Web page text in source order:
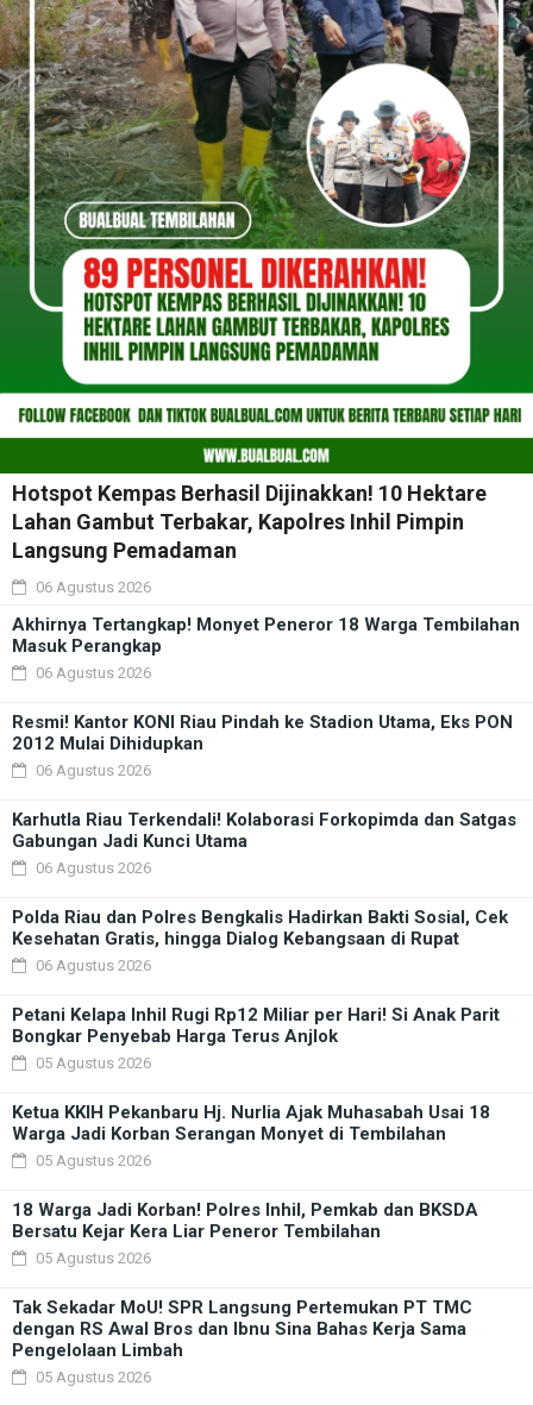
Hotspot Kempas Berhasil Dijinakkan! 10 Hektare
Lahan Gambut Terbakar, Kapolres Inhil Pimpin
Langsung Pemadaman
06 Agustus 2026
Akhirnya Tertangkap! Monyet Peneror 18 Warga Tembilahan
Masuk Perangkap
06 Agustus 2026
Resmi! Kantor KONI Riau Pindah ke Stadion Utama, Eks PON
2012 Mulai Dihidupkan
06 Agustus 2026
Karhutla Riau Terkendali! Kolaborasi Forkopimda dan Satgas
Gabungan Jadi Kunci Utama
06 Agustus 2026
Polda Riau dan Polres Bengkalis Hadirkan Bakti Sosial, Cek
Kesehatan Gratis, hingga Dialog Kebangsaan di Rupat
06 Agustus 2026
Petani Kelapa Inhil Rugi Rp12 Miliar per Hari! Si Anak Parit
Bongkar Penyebab Harga Terus Anjlok
05 Agustus 2026
Ketua KKIH Pekanbaru Hj. Nurlia Ajak Muhasabah Usai 18
Warga Jadi Korban Serangan Monyet di Tembilahan
05 Agustus 2026
18 Warga Jadi Korban! Polres Inhil, Pemkab dan BKSDA
Bersatu Kejar Kera Liar Peneror Tembilahan
05 Agustus 2026
Tak Sekadar MoU! SPR Langsung Pertemukan PT TMC
dengan RS Awal Bros dan Ibnu Sina Bahas Kerja Sama
Pengelolaan Limbah
05 Agustus 2026